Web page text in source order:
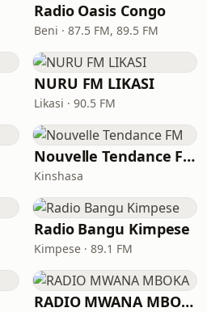
Radio Oasis Congo
Beni · 87.5 FM, 89.5 FM
NURU FM LIKASI
Likasi · 90.5 FM
Nouvelle Tendance FM
Kinshasa
Radio Bangu Kimpese
Kimpese · 89.1 FM
RADIO MWANA MBOKA